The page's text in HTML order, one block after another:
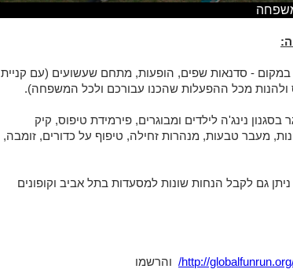
במקום - סדנאות שפים, הופעות, מתחם שעשועים (עם קניית
ולהנות מכל ההפעלות שהכנו עבורכם ולכל המשפחה).
נינג'ה לילדים ומבוגרים, פירמידת טיפוס, קיק
מעבר טבעות, מנהרות זחילה, טיפוף על כדורים, זומבה,
גם לקבל הנחות שונות למסעדות בתל אביב וקופונים
http:// והרשמו